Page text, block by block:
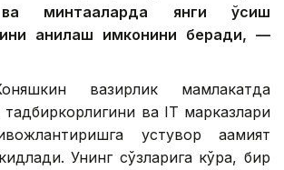
минтақаларда янги ўсиш
аниқлаш имконини беради, —
вазирлик мамлакатда
ва IТ марказлари
устувор аҳамият
Унинг сўзларига кўра, бир